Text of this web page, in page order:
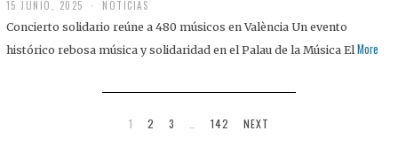
15 JUNIO, 2025 NOTICIAS
Concierto solidario reúne a 480 músicos en València Un evento
histórico rebosa música y solidaridad en el Palau de la Música El More
1 2 3 142 NEXT